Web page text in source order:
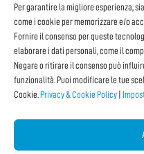
Per garantire la migliore esperienza,
come i cookie per memorizzare e/o
Fornire il consenso per queste
elaborare i dati personali, come il
Negare o ritirare il consenso può
funzionalità. Puoi modificare le tue
Cookie. Privacy & Cookie Policy
Iscriviti
CONDIVIDI